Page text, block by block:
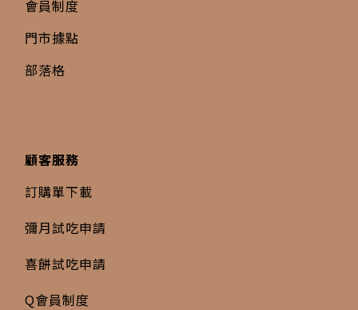
會員制度
門市據點
部落格
顧客服務
訂購單下載
彌月試吃申請
喜餅試吃申請
Q會員制度